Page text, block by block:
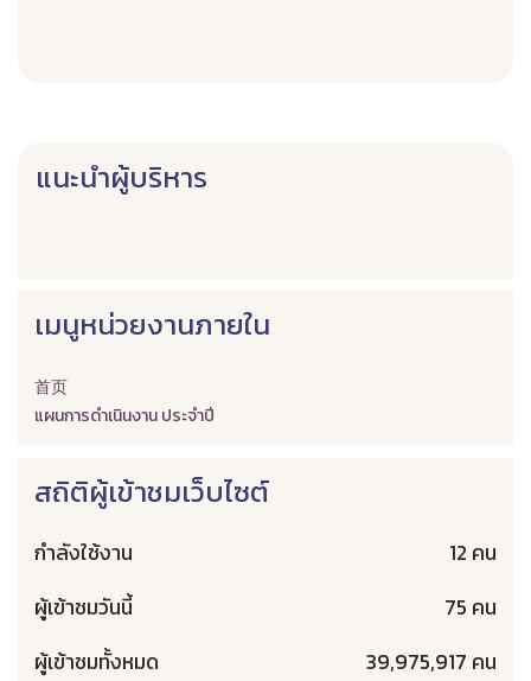
แนะนำผู้บริหาร
เมนูหน่วยงานภายใน
首页
แผนการดำเนินงาน ประจำปี
สถิติผู้เข้าชมเว็บไซต์
กำลังใช้งาน
12 คน
ผู้เข้าชมวันนี้
75 คน
ผู้เข้าชมทั้งหมด
39,975,917 คน